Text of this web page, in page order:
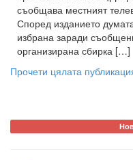
съобщава местният
Според изданието
избрана заради
организирана сбирка […]
Прочети цялата